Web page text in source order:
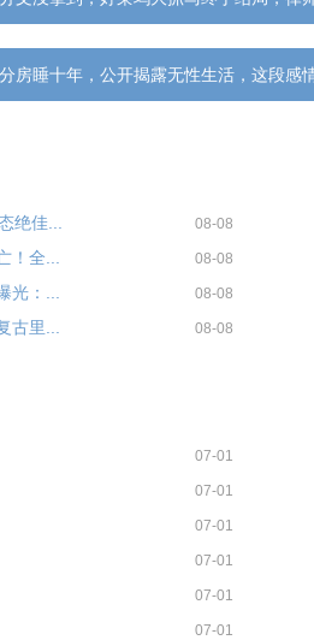
房睡十年，公开揭露无性生活，这段感
绝佳... 08-08
！全... 08-08
光：... 08-08
古里... 08-08
07-01
07-01
07-01
07-01
07-01
07-01